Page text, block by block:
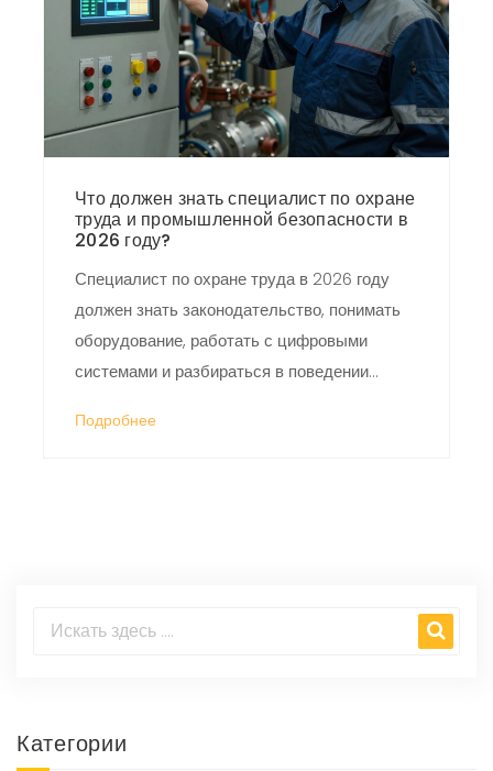
Что должен знать специалист по охране
труда и промышленной безопасности в
2026 году?
Специалист по охране труда в 2026 году
должен знать законодательство, понимать
оборудование, работать с цифровыми
системами и разбираться в поведении
который предотвращает аварии и спасает
Подробнее
Категории